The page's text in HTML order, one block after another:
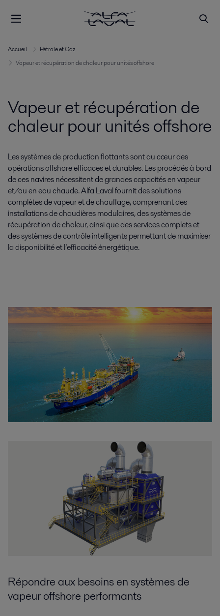
Accueil
Pétrole et Gaz
Vapeur et récupération de chaleur pour unités offshore
Vapeur et récupération de
chaleur pour unités offshore
Les systèmes de production flottants sont au cœur des
opérations offshore efficaces et durables. Les procédés à bord
de ces navires nécessitent de grandes capacités en vapeur
et/ou en eau chaude. Alfa Laval fournit des solutions
complètes de vapeur et de chauffage, comprenant des
installations de chaudières modulaires, des systèmes de
récupération de chaleur, ainsi que des services complets et
des systèmes de contrôle intelligents permettant de maximiser
la disponibilité et l’efficacité énergétique.
Répondre aux besoins en systèmes de
vapeur offshore performants